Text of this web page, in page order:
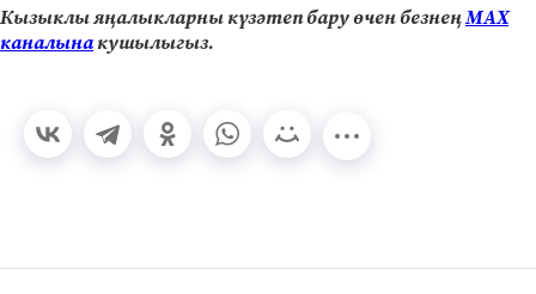
Кызыклы яңалыкларны күзәтеп бару өчен безнеңМАХ
каналынакушылыгыз.